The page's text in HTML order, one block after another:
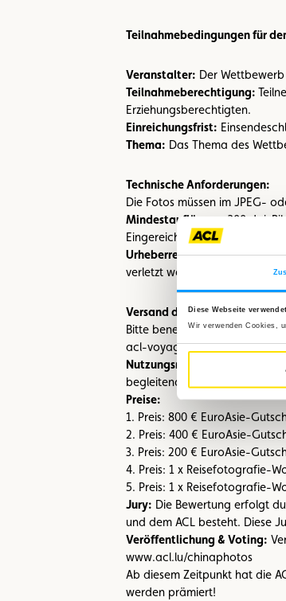
Diese Webseite
Wir verwenden Cookies,
Teilnahmebedingungen für
Veranstalter: Der
Teilnahmeberechtigung:
Erziehungsberechtigten.
Einreichungsfrist:
Thema: Das Thema des
Technische Anforderungen:
Die Fotos müssen im JPEG-
Mindestauflösung: 300 dpi,
Eingereichte Fotos dürfen
Urheberrecht:Die Teilnehmer
verletzt werden.
Versand der Bilder:
Bitte benennen Sie Ihre Bilder
acl-voyages@acl.lu. Sollten
Nutzungsrechte:
Die
begleitenden
Preise:
1. Preis: 800 € EuroAsie-
2. Preis: 400 € EuroAsie-
3. Preis: 200 € EuroAsie-
4. Preis: 1 x Reisefotografie-
5. Preis: 1 x Reisefotografie-
Jury: Die Bewertung erfolgt
und dem ACL besteht. Diese
Veröffentlichung & Voting:
www.acl.lu/chinaphotos
Ab diesem Zeitpunkt hat die
werden prämiert!